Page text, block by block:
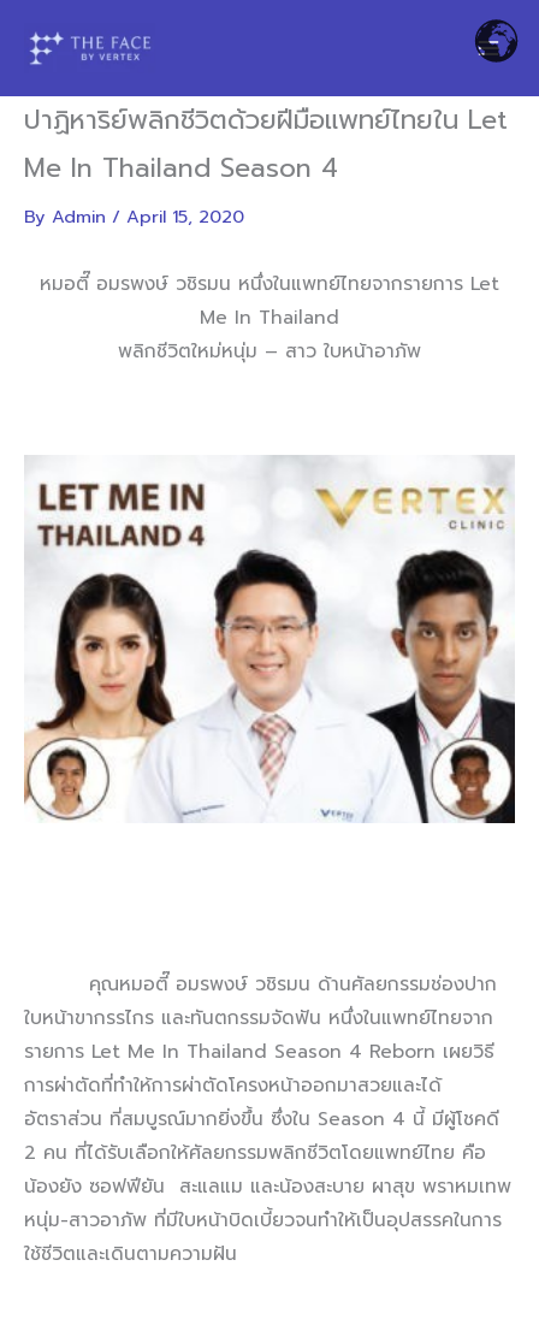
ปาฏิหาริย์พลิกชีวิตด้วยฝีมือแพทย์ไทยใน Let
Me In Thailand Season 4
By Admin / April 15, 2020
หมอตี๊ อมรพงษ์ วชิรมน หนึ่งในแพทย์ไทยจากรายการ Let
Me In Thailand
พลิกชีวิตใหม่หนุ่ม – สาว ใบหน้าอาภัพ
คุณหมอตี๊ อมรพงษ์ วชิรมน ด้านศัลยกรรมช่องปาก
ใบหน้าขากรรไกร และทันตกรรมจัดฟัน หนึ่งในแพทย์ไทยจาก
รายการ Let Me In Thailand Season 4 Reborn เผยวิธี
การผ่าตัดที่ทำให้การผ่าตัดโครงหน้าออกมาสวยและได้
อัตราส่วน ที่สมบูรณ์มากยิ่งขึ้น ซึ่งใน Season 4 นี้ มีผู้โชคดี
2 คน ที่ได้รับเลือกให้ศัลยกรรมพลิกชีวิตโดยแพทย์ไทย คือ
น้องยัง ซอฟฟียัน สะแลแม และน้องสะบาย ผาสุข พราหมเทพ
หนุ่ม-สาวอาภัพ ที่มีใบหน้าบิดเบี้ยวจนทำให้เป็นอุปสรรคในการ
ใช้ชีวิตและเดินตามความฝัน